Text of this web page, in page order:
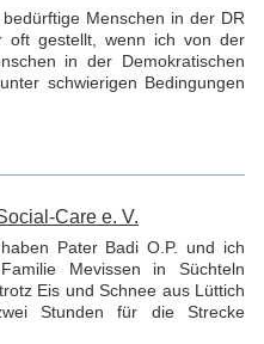
Menschen in der DR
oft gestellt, wenn ich von der
in der Demokratischen
schwierigen Bedingungen
Care e. V.
Pater Badi O.P. und ich
Mevissen in Süchteln
Eis und Schnee aus Lüttich
Stunden für die Strecke